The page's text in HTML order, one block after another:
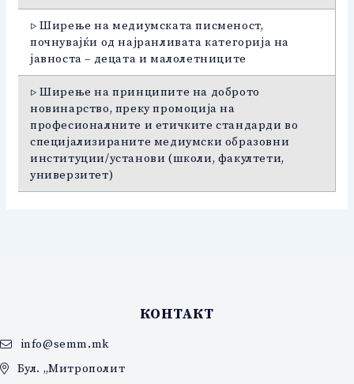
▷ Ширење на медиумската писменост,
почнувајќи од најранливата категорија на
јавноста – децата и малолетниците
▷ Ширење на принципите на доброто
новинарство, преку промоција на
професионалните и етичките стандарди во
специјализираните медиумски образовни
институции/установи (школи, факултети,
универзитет)
КОНТАКТ
info@semm.mk
Бул. „Митрополит